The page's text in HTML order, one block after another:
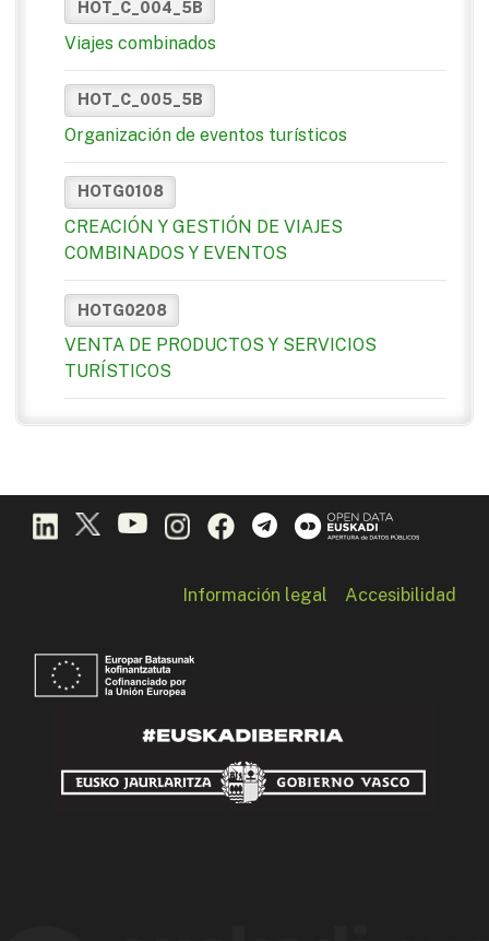
HOT_C_004_5B
Viajes combinados
HOT_C_005_5B
Organización de eventos turísticos
HOTG0108
CREACIÓN Y GESTIÓN DE VIAJES
COMBINADOS Y EVENTOS
HOTG0208
VENTA DE PRODUCTOS Y SERVICIOS
TURÍSTICOS
Información legal Accesibilidad